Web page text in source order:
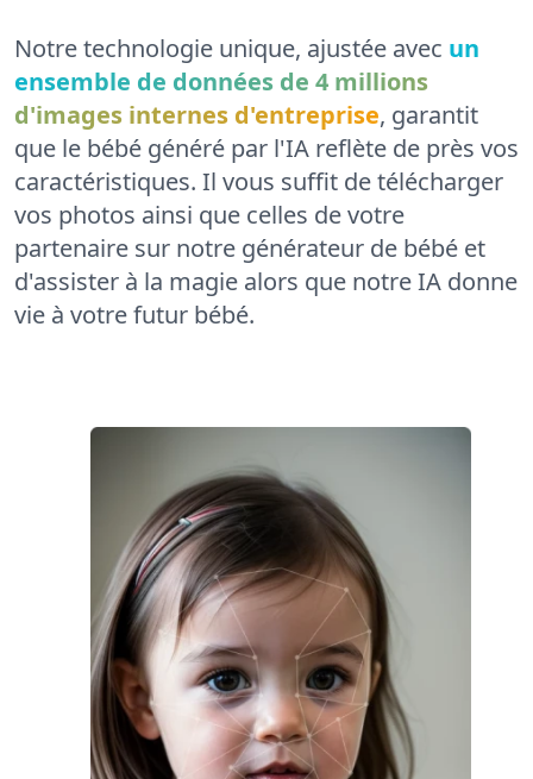
Notre technologie unique, ajustée avec un
ensemble de données de 4 millions
d'images internes d'entreprise, garantit
que le bébé généré par l'IA reflète de près vos
caractéristiques. Il vous suffit de télécharger
vos photos ainsi que celles de votre
partenaire sur notre générateur de bébé et
d'assister à la magie alors que notre IA donne
vie à votre futur bébé.